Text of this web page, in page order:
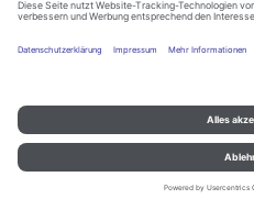
Konfigurieren
Impressum und Datenschutz
© B.PRO